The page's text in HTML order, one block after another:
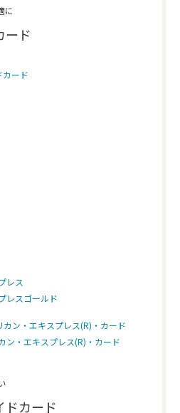
に
ード
カード
レス
レスゴールド
カン・エキスプレス(R)・カード
ン・エキスプレス(R)・カード
ドカード